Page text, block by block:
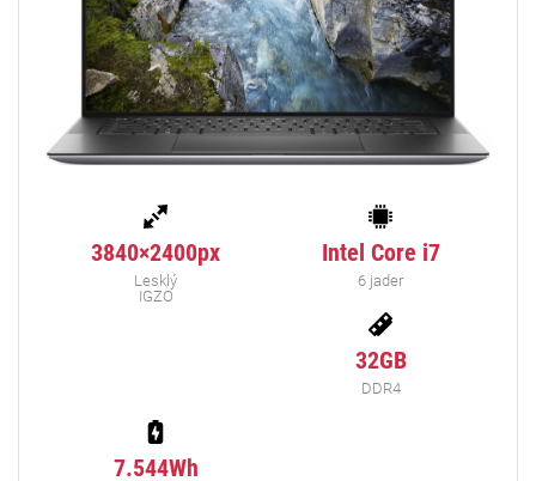
3840×2400px
Lesklý
IGZO
Intel Core i7
6 jader
32GB
DDR4
7.544Wh